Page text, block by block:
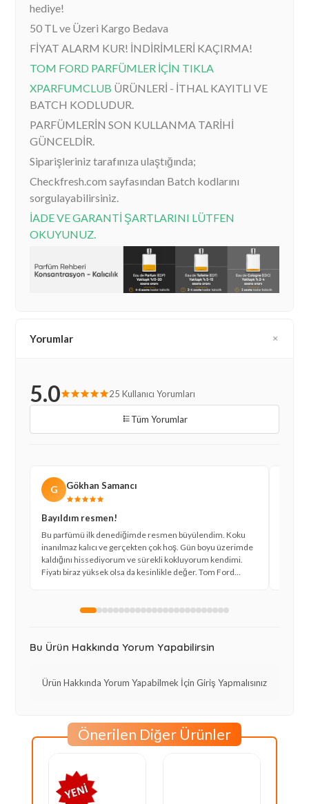
hediye!
50 TL ve Üzeri Kargo Bedava
FİYAT ALARM KUR! İNDİRİMLERİ KAÇIRMA!
TOM FORD PARFÜMLER İÇİN TIKLA
XPARFUMCLUB ÜRÜNLERİ - İTHAL KAYITLI VE
BATCH KODLUDUR.
PARFÜMLERİN SON KULLANMA TARİHİ
GÜNCELDİR.
Siparişleriniz tarafınıza ulaştığında;
Checkfresh.com sayfasından Batch kodlarını
sorgulayabilirsiniz.
İADE VE GARANTİ ŞARTLARINI LÜTFEN
OKUYUNUZ.
Yorumlar
5.0 25 Kullanıcı Yorumları
Tüm Yorumlar
G Gökhan Samancı
Bayıldım resmen!
Bu parfümü ilk denediğimde resmen büyülendim. Koku
inanılmaz kalıcı ve gerçekten çok hoş. Gün boyu üzerimde
kaldığını hissediyorum ve sürekli kokluyorum kendimi.
Fiyatı biraz yüksek olsa da kesinlikle değer. Tom Ford
Bu Ürün Hakkında Yorum Yapabilirsin
Ürün Hakkında Yorum Yapabilmek İçin Giriş Yapmalısınız
Önerilen Diğer Ürünler